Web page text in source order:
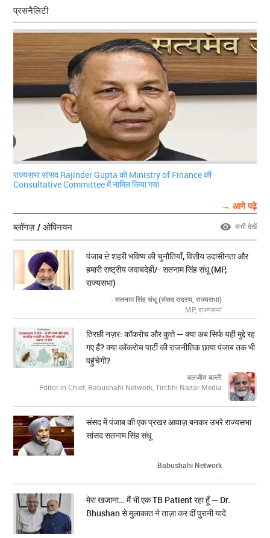
प्रसनैलिटी
राज्यसभा सांसद Rajinder Gupta को Ministry of Finance की
Consultative Committee में नामित किया गया
→ आगे पढ़े
ब्लॉगज़ / ओपिनयन
सभी देखें
पंजाब ਦੇ शहरी भविष्य की चुनौतियाँ, वित्तीय उदासीनता और
हमारी राष्ट्रीय जवाबदेही/- सतनाम सिंह संधू (MP,
राज्यसभा)
- सतनाम सिंह संधू (संसद सदस्य, राज्यसभा)
MP, राज्यसभा
तिरछी नज़र: कॉकरोच और कुत्ते — क्या अब सिर्फ यही मुद्दे रह
गए हैं? क्या कॉकरोच पार्टी की राजनीतिक छाया पंजाब तक भी
पहुंचेगी?
बलजीत बल्ली
Editor-in Chief, Babushahi Network, Tirchhi Nazar Media
संसद में पंजाब की एक प्रखर आवाज़ बनकर उभरे राज्यसभा
सांसद सतनाम सिंह संधू
Babushahi Network
मेरा खजाना… मैं भी एक TB Patient रहा हूँ — Dr.
Bhushan से मुलाकात ने ताज़ा कर दीं पुरानी यादें